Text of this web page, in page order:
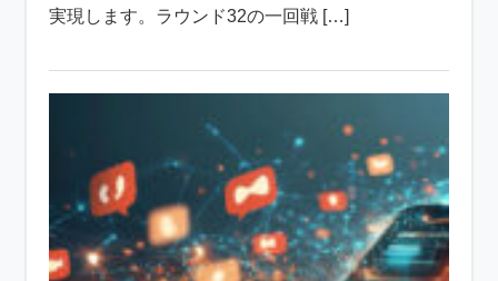
実現します。ラウンド32の一回戦 […]